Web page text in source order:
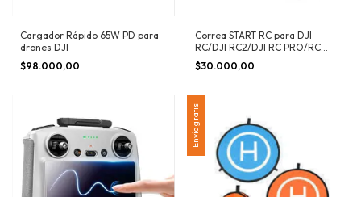
Cargador Rápido 65W PD para
drones DJI
$98.000,00
Correa START RC para DJI
RC/DJI RC2/DJI RC PRO/RC
PLUS
$30.000,00
Envío gratis